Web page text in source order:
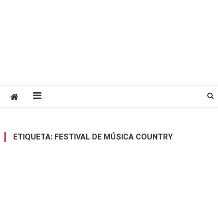
ETIQUETA: FESTIVAL DE MÚSICA COUNTRY